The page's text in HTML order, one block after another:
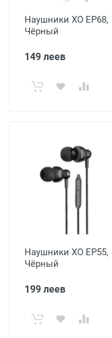
Наушники XO EP68,
Чёрный
149 леев
Наушники XO EP55,
Чёрный
199 леев